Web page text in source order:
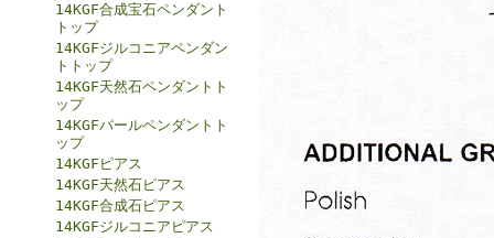
14KGF合成宝石ペンダント
トップ
14KGFジルコニアペンダン
トトップ
14KGF天然石ペンダントト
ップ
14KGFパールペンダントト
ップ
14KGFピアス
14KGF天然石ピアス
14KGF合成石ピアス
14KGFジルコニアピアス